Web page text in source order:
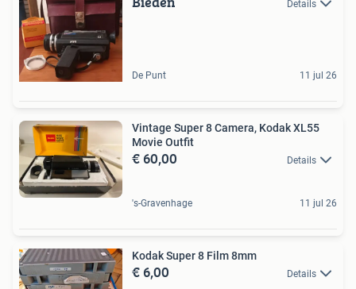
Details
De Punt 11 jul 26
Vintage Super 8 Camera, Kodak XL55
Movie Outfit
€ 60,00 Details
's-Gravenhage 11 jul 26
Kodak Super 8 Film 8mm
€ 6,00 Details